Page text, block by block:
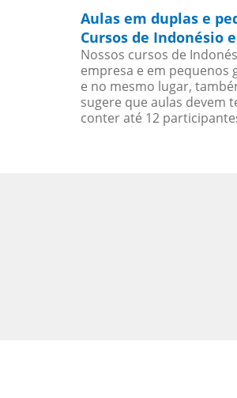
Aulas em duplas e
Cursos de Indonésio
Nossos cursos de
empresa e em pequenos
e no mesmo lugar,
sugere que aulas devem
conter até 12